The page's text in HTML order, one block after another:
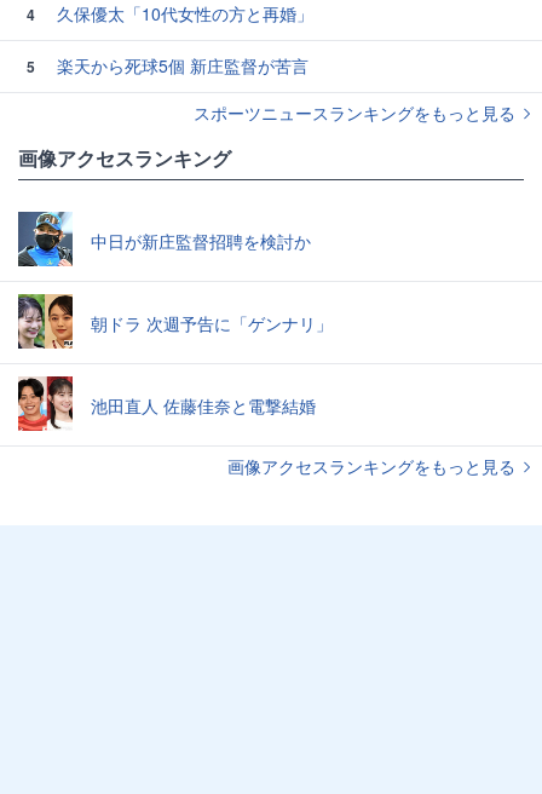
4 久保優太「10代女性の方と再婚」
5
楽天から死球5個 新庄監督が苦言
スポーツニュースランキングをもっと見る
画像アクセスランキング
中日が新庄監督招聘を検討か
朝ドラ 次週予告に「ゲンナリ」
池田直人 佐藤佳奈と電撃結婚
画像アクセスランキングをもっと見る